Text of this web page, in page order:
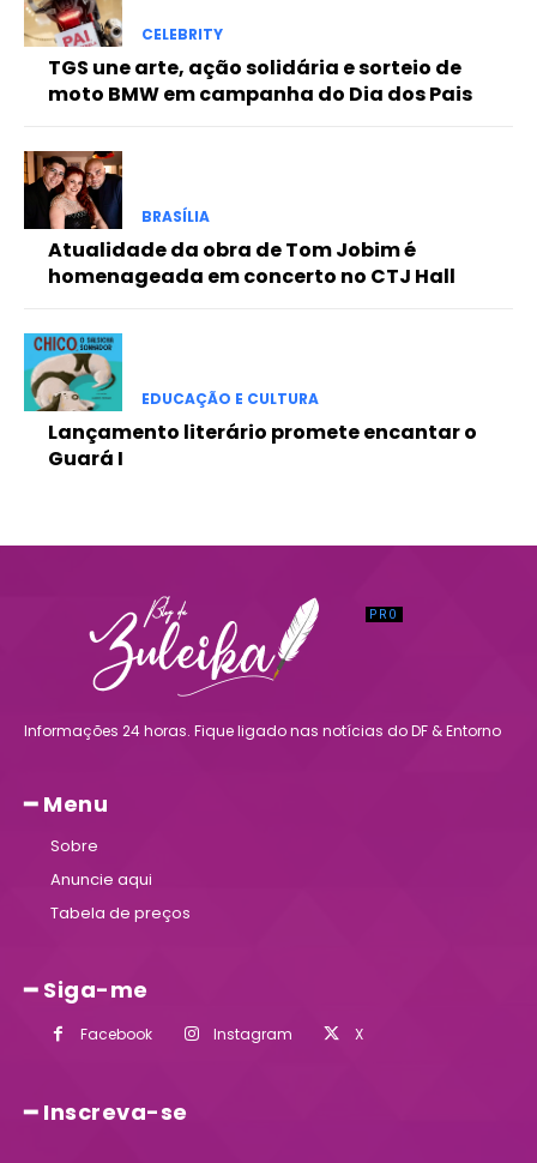
Full member access:
Etiam est nibh, lobortis sit
Ut mollis pellentesque tortor
Nullam eu erat condimentum
Donec quis est ac felis
Orci varius natoque dolor
CELEBRITY
TGS une arte, ação solidária e sorteio de
moto BMW em campanha do Dia dos Pais
BRASÍLIA
Atualidade da obra de Tom Jobim é
homenageada em concerto no CTJ Hall
EDUCAÇÃO E CULTURA
Lançamento literário promete encantar o
Guará I
Informações 24 horas. Fique ligado nas notícias do DF & Entorno
━ Menu
Sobre
Anuncie aqui
Tabela de preços
━ Siga-me
Facebook Instagram X
━ Inscreva-se